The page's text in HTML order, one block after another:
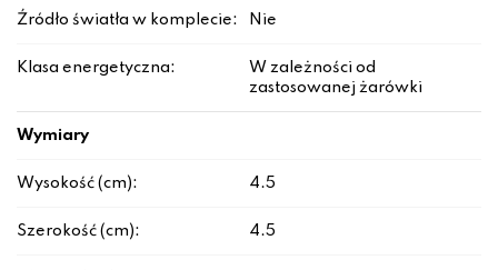
Źródło światła w komplecie: Nie
Klasa energetyczna:
W zależności od
zastosowanej żarówki
Wymiary
Wysokość (cm): 4.5
Szerokość (cm): 4.5